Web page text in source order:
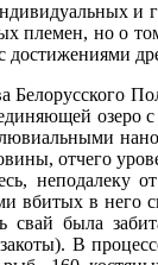
и
племен, но о
достижениями
Белорусского
отчего
неподалеку
вбитых в
свай была
В